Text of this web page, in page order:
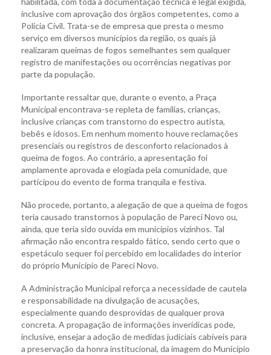
inclusive com aprovação dos órgãos competentes, como a
Polícia Civil. Trata-se de empresa que presta o mesmo
serviço em diversos municípios da região, os quais já
realizaram queimas de fogos semelhantes sem qualquer
registro de manifestações ou ocorrências negativas por
parte da população.
Importante ressaltar que, durante o evento, a Praça
Municipal encontrava-se repleta de famílias, crianças,
inclusive crianças com transtorno do espectro autista,
bebês e idosos. Em nenhum momento houve reclamações
presenciais ou registros de desconforto relacionados à
queima de fogos. Ao contrário, a apresentação foi
amplamente aprovada e elogiada pela comunidade, que
participou do evento de forma tranquila e festiva.
Não procede, portanto, a alegação de que a queima de fogos
teria causado transtornos à população de Pareci Novo ou,
ainda, que teria sido ouvida em municípios vizinhos. Tal
afirmação não encontra respaldo fático, sendo certo que o
espetáculo sequer foi percebido em localidades do interior
do próprio Município de Pareci Novo.
A Administração Municipal reforça a necessidade de cautela
e responsabilidade na divulgação de acusações,
especialmente quando desprovidas de qualquer prova
concreta. A propagação de informações inverídicas pode,
inclusive, ensejar a adoção de medidas judiciais cabíveis para
a preservação da honra institucional, da imagem do Município